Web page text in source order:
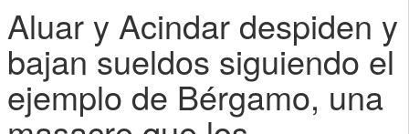
Aluar y Acindar despiden y
bajan sueldos siguiendo el
ejemplo de Bérgamo, una